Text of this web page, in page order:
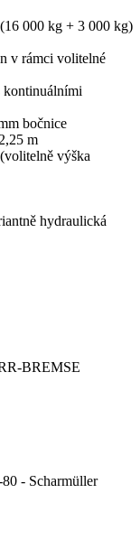
000 kg + 3 000 kg)
v rámci volitelné
kontinuálními
bočnice
m
výška
hydraulická
BREMSE
- Scharmüller